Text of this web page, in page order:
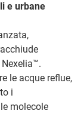
e urbane
le acque reflue,
i
molecole